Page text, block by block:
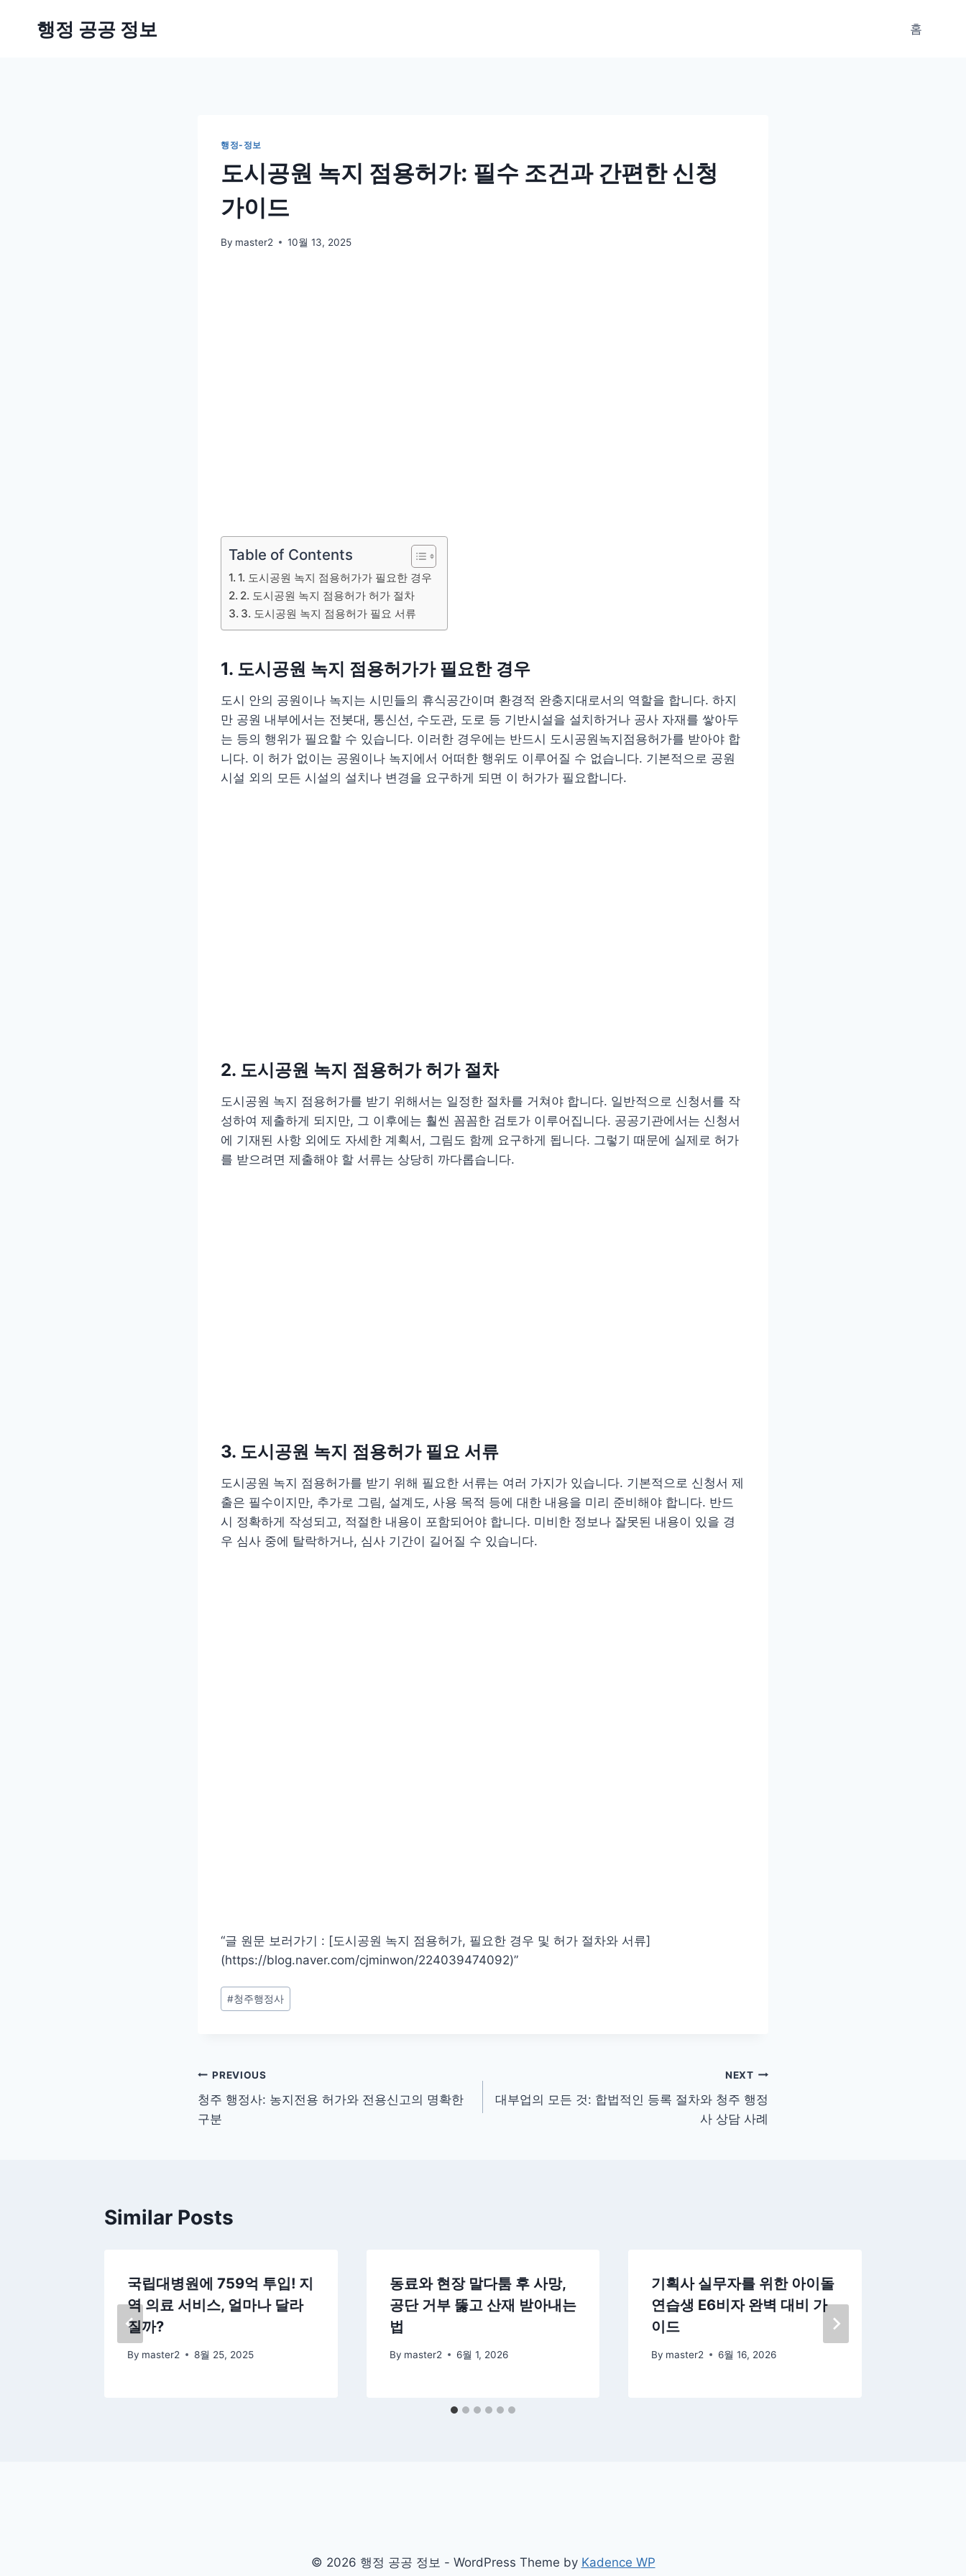
행정 공공 정보 홈
행정-정보
도시공원 녹지 점용허가: 필수 조건과 간편한 신청
가이드
By master2 10월 13, 2025
Table of Contents
1. 도시공원 녹지 점용허가가 필요한 경우
2. 도시공원 녹지 점용허가 허가 절차
3. 도시공원 녹지 점용허가 필요 서류
1. 도시공원 녹지 점용허가가 필요한 경우
도시 안의 공원이나 녹지는 시민들의 휴식공간이며 환경적 완충지대로서의 역할을 합니다. 하지
만 공원 내부에서는 전봇대, 통신선, 수도관, 도로 등 기반시설을 설치하거나 공사 자재를 쌓아두
는 등의 행위가 필요할 수 있습니다. 이러한 경우에는 반드시 도시공원녹지점용허가를 받아야 합
니다. 이 허가 없이는 공원이나 녹지에서 어떠한 행위도 이루어질 수 없습니다. 기본적으로 공원
시설 외의 모든 시설의 설치나 변경을 요구하게 되면 이 허가가 필요합니다.
2. 도시공원 녹지 점용허가 허가 절차
도시공원 녹지 점용허가를 받기 위해서는 일정한 절차를 거쳐야 합니다. 일반적으로 신청서를 작
성하여 제출하게 되지만, 그 이후에는 훨씬 꼼꼼한 검토가 이루어집니다. 공공기관에서는 신청서
에 기재된 사항 외에도 자세한 계획서, 그림도 함께 요구하게 됩니다. 그렇기 때문에 실제로 허가
를 받으려면 제출해야 할 서류는 상당히 까다롭습니다.
3. 도시공원 녹지 점용허가 필요 서류
도시공원 녹지 점용허가를 받기 위해 필요한 서류는 여러 가지가 있습니다. 기본적으로 신청서 제
출은 필수이지만, 추가로 그림, 설계도, 사용 목적 등에 대한 내용을 미리 준비해야 합니다. 반드
시 정확하게 작성되고, 적절한 내용이 포함되어야 합니다. 미비한 정보나 잘못된 내용이 있을 경
우 심사 중에 탈락하거나, 심사 기간이 길어질 수 있습니다.
“글 원문 보러가기 : [도시공원 녹지 점용허가, 필요한 경우 및 허가 절차와 서류]
(https://blog.naver.com/cjminwon/224039474092)”
Post
Tags:
#청주행정사
글
탐
PREVIOUS
청주 행정사: 농지전용 허가와 전용신고의 명확한
구분
NEXT
대부업의 모든 것: 합법적인 등록 절차와 청주 행정
사 상담 사례
Similar Posts
국립대병원에 759억 투입! 지
역 의료 서비스, 얼마나 달라
질까?
By master2 8월 25, 2025
동료와 현장 말다툼 후 사망,
공단 거부 뚫고 산재 받아내는
법
By master2 6월 1, 2026
기획사 실무자를 위한 아이돌
연습생 E6비자 완벽 대비 가
이드
By master2 6월 16, 2026
© 2026 행정 공공 정보 - WordPress Theme by Kadence WP